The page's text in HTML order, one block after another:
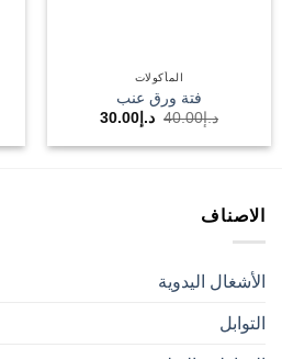
المأكولات
فتة ورق عنب
د.إ40.00 السعر
الأصلي
هو:
د.إ30.00السعر
هو:
الاصناف
الأشغال اليدوية
التوابل